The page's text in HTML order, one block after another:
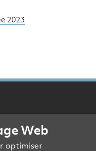
2023
Web
optimiser